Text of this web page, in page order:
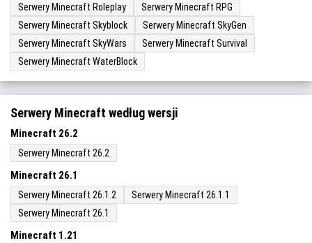
Serwery Minecraft Roleplay
Serwery Minecraft RPG
Serwery Minecraft Skyblock
Serwery Minecraft SkyGen
Serwery Minecraft SkyWars
Serwery Minecraft Survival
Serwery Minecraft WaterBlock
Serwery Minecraft według wersji
Minecraft 26.2
Serwery Minecraft 26.2
Minecraft 26.1
Serwery Minecraft 26.1.2
Serwery Minecraft 26.1.1
Serwery Minecraft 26.1
Minecraft 1.21